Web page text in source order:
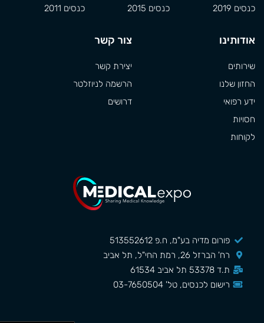
פורום מדיה בע"מ, ח.פ 513552612
רח' הברזל 26, רמת החי"ל, תל אביב
ת.ד 53378 תל אביב 61534
רישום לכנסים, טל' 03-7650504
כנסים 2019
כנסים 2015
כנסים 2011
אודותינו
שירותים
החזון שלנו
ידע רפואי
חסויות
לקוחות
צור קשר
יצירת קשר
הרשמה לניוזלטר
דרושים